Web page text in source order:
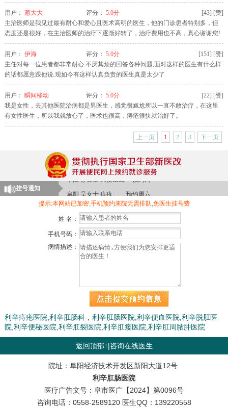
用户： 葱大大 评分： 5.0分 [43] [赞]
主治医师是我见过最有耐心和爱心且医术高明的医生，他的门诊患者特别多，但
态度还是很好，在主治医师的治疗下逐渐好转了，治疗费用也不高，真心谢谢您!
用户： 伊海 评分： 5.0分 [151] [赞]
主任对每一位患者都非常耐心.不厌其烦的回答各种问题,面对这样的医生有什么样
的话都愿意跟他说.现如今有这样认真负责的医生真是太少了
用户： 瞬间移动 评分： 5.0分 [22] [赞]
我是女性，去其他医院治病都是男医生，感觉很尴尬所以一直不敢治疗，在这里
有女性医生，所以我就放心了，医术也很高，痔疮很快就治好了。
上一页 1 2 3 下一页
挂号通知
临泉 晨先生 肛瘘 预约周一
临泉 刘先生 肛裂 预约周日
阜阳 苏女士 大便出血 预约周一
亳州 陈先生 脱肛 预约周一
界首 许女士 便秘 预约周四
颍上 郑先生 肛周脓肿 预约周二
阜南 林女士 肛瘘 预约周日
提示:本网站已加密,手机预约来院无需排队,免医生挂号费
姓 名：
手机号码：
病情描述：
利辛痔疮医院 利辛肛肠科，利辛肛肠医院 利辛便血医院 利辛脱肛医
院 利辛便秘医院 利辛肛裂医院 利辛肛瘘医院 利辛肛周脓肿医院
返回顶部↑|咨询在线医生
院址：阜阳经济技术开发区新阳大道12号.
利辛肛肠医院
医疗广告文号：阜市医广【2024】第0096号
咨询电话： 0558-2589120医生QQ： 139220558